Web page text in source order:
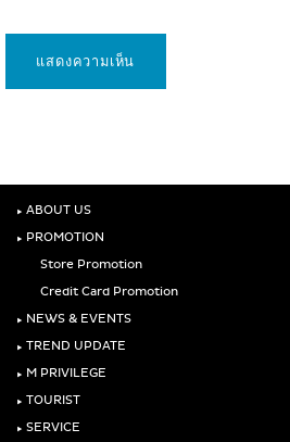
‣ ABOUT US
‣ PROMOTION
Store Promotion
Credit Card Promotion
‣ NEWS & EVENTS
‣ TREND UPDATE
‣ M PRIVILEGE
‣ TOURIST
‣ SERVICE